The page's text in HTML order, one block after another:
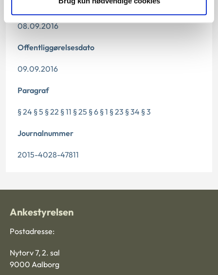
Dato for underskrift
08.09.2016
Offentliggørelsesdato
09.09.2016
Paragraf
§ 24 § 5 § 22 § 11 § 25 § 6 § 1 § 23 § 34 § 3
Journalnummer
2015-4028-47811
Ankestyrelsen
Postadresse:
Nytorv 7, 2. sal
9000 Aalborg